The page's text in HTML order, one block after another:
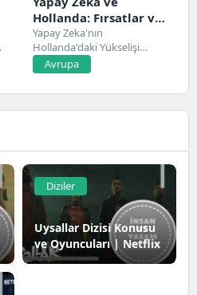
Hollanda: Fırsatlar ve
Zorluklar
Yapay Zeka'nın
Hollanda'daki Yükselişi
Hollanda, son yıllarda yapay
zeka alanında...
Avrupa
Diziler
Uysallar Dizisi Konusu
ve Oyuncuları | Netflix